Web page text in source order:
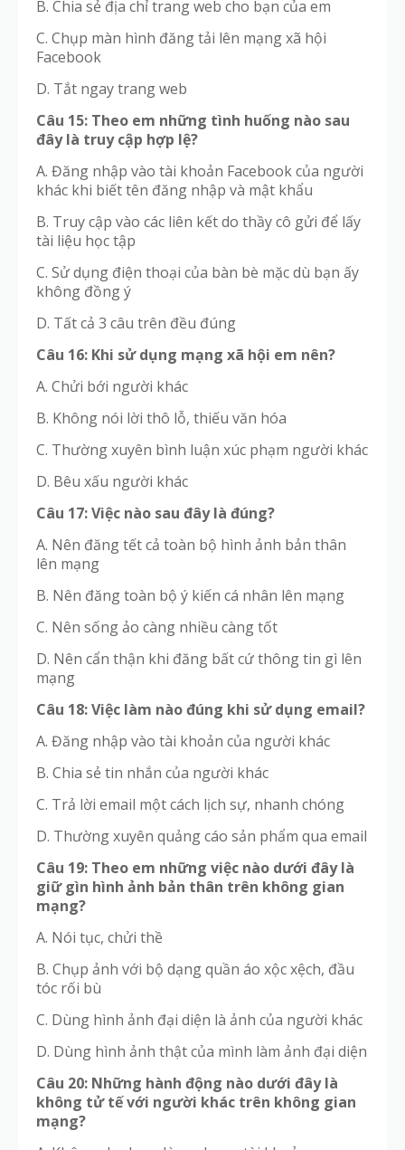
B. Chia sẻ địa chỉ trang web cho bạn của em
C. Chụp màn hình đăng tải lên mạng xã hội
Facebook
D. Tắt ngay trang web
Câu 15: Theo em những tình huống nào sau
đây là truy cập hợp lệ?
A. Đăng nhập vào tài khoản Facebook của người
khác khi biết tên đăng nhập và mật khẩu
B. Truy cập vào các liên kết do thầy cô gửi để lấy
tài liệu học tập
C. Sử dụng điện thoại của bàn bè mặc dù bạn ấy
không đồng ý
D. Tất cả 3 câu trên đều đúng
Câu 16: Khi sử dụng mạng xã hội em nên?
A. Chửi bới người khác
B. Không nói lời thô lỗ, thiếu văn hóa
C. Thường xuyên bình luận xúc phạm người khác
D. Bêu xấu người khác
Câu 17: Việc nào sau đây là đúng?
A. Nên đăng tết cả toàn bộ hình ảnh bản thân
lên mạng
B. Nên đăng toàn bộ ý kiến cá nhân lên mạng
C. Nên sống ảo càng nhiều càng tốt
D. Nên cẩn thận khi đăng bất cứ thông tin gì lên
mạng
Câu 18: Việc làm nào đúng khi sử dụng email?
A. Đăng nhập vào tài khoản của người khác
B. Chia sẻ tin nhắn của người khác
C. Trả lời email một cách lịch sự, nhanh chóng
D. Thường xuyên quảng cáo sản phẩm qua email
Câu 19: Theo em những việc nào dưới đây là
giữ gìn hình ảnh bản thân trên không gian
mạng?
A. Nói tục, chửi thề
B. Chụp ảnh với bộ dạng quần áo xộc xệch, đầu
tóc rối bù
C. Dùng hình ảnh đại diện là ảnh của người khác
D. Dùng hình ảnh thật của mình làm ảnh đại diện
Câu 20: Những hành động nào dưới đây là
không tử tế với người khác trên không gian
mạng?